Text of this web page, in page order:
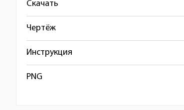
Скачать
Чертёж
Инструкция
PNG